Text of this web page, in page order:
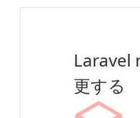
Laravel
更する